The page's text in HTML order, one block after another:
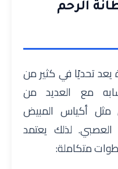
الرحم
تحديًا في كثير من
مع العديد من
مثل أكياس المبيض
العصبي. لذلك يعتمد
متكاملة: